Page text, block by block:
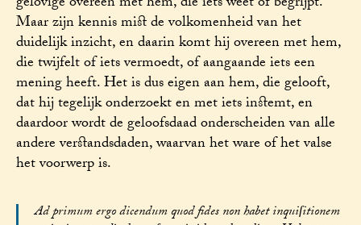
Maar zijn kennis mist de volkomenheid van het
duidelijk inzicht, en daarin komt hij overeen met hem,
die twijfelt of iets vermoedt, of aangaande iets een
mening heeft. Het is dus eigen aan hem, die gelooft,
dat hij tegelijk onderzoekt en met iets instemt, en
daardoor wordt de geloofsdaad onderscheiden van alle
andere verstandsdaden, waarvan het ware of het valse
het voorwerp is.
Ad primum ergo dicendum quod fides non habet inquiſitionem